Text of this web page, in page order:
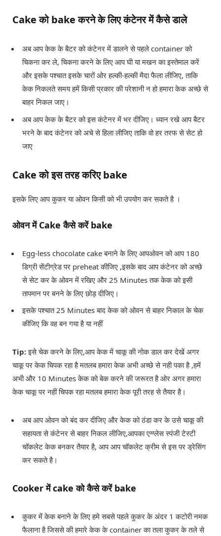
Cake को bake करने के लिए कंटेनर में कैसे डाले
अब आप केक के बैटर को कंटेनर में डालने से पहले container को
चिकना कर ले, चिकना करने के लिए आप घी या मखन का इस्तेमाल करें
और इसके पश्चात इसके चारों ओर हल्की-हल्की मैदा फैला लीजिए, ताकि
केक निकलते समय हमें किसी प्रकार की परेशानी न हो हमारा केक अच्छे से
बाहर निकल जाए।
अब आप केक के बैटर को इस कंटेनर में भर दीजिए। ध्यान रखे आप बैटर
भरने के बाद कंटेनर को अचे से हिला लीजिए ताकि वो हर तरफ से सेट हो
जाए
Cake को इस तरह करिए bake
इसके लिए आप कुकर या ओवन किसी को भी उपयोग कर सकते है ।
ओवन में Cake कैसे करें bake
Egg-less chocolate cake बनाने के लिए आपओवन को आप 180
डिग्री सेंटीग्रेड पर preheat कीजिए ,इसके बाद आप कंटेनर को अच्छे
से सेट कर के ओवन में रखिए और 25 Minutes तक केक को इसी
तापमान पर बनने के लिए छोड़ दीजिए।
इसके पश्चात 25 Minutes बाद केक को ओवन से बाहर निकाल के चेक
कीजिए कि वह बन गया है या नहीं
Tip:इसे चेक करने के लिए,आप केक में चाकू की नोक डाल कर देखें अगर
चाकू पर केक चिपक रहा है मतलब हमारा केक अभी अच्छे से नही पका है ,हमें
अभी और 10 Minutes केक को बेक करने की जरूरत है ओर अगर हमारा
केक चाकू पर नहीं चिपक रहा मतलब हमारा केक पूरी तरह से तैयार है।
अब आप ओवन को बंद कर दीजिए और केक को ठंडा कर के उसे चाकू की
सहायता से कंटेनर से बाहर निकल लीजिए,आपका एग्ग्लेस स्पंजी टेस्टी
चॉकलेट केक बनकर तैयार है, आप आप चॉकलेट क्रीम से इस पर ड्रेसिंग
कर सकते है।
Cooker में cake को कैसे करें bake
कुकर में केक बनाने के लिए हमे सबसे पहले कुकर के अंदर 1 कटोरी नमक
फैलाना है जिससे की हमारे केक के container का तला कुकर के तले से